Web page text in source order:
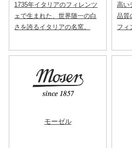
1735年イタリアのフィレンツ
ェで生まれた、世界随一の白
さを誇るイタリアの名窯。
高い
品質
フィ
モーゼル